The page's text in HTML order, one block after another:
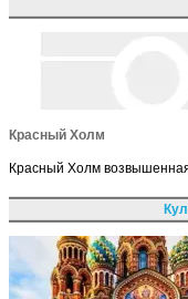
Красный Холм
Красный Холм